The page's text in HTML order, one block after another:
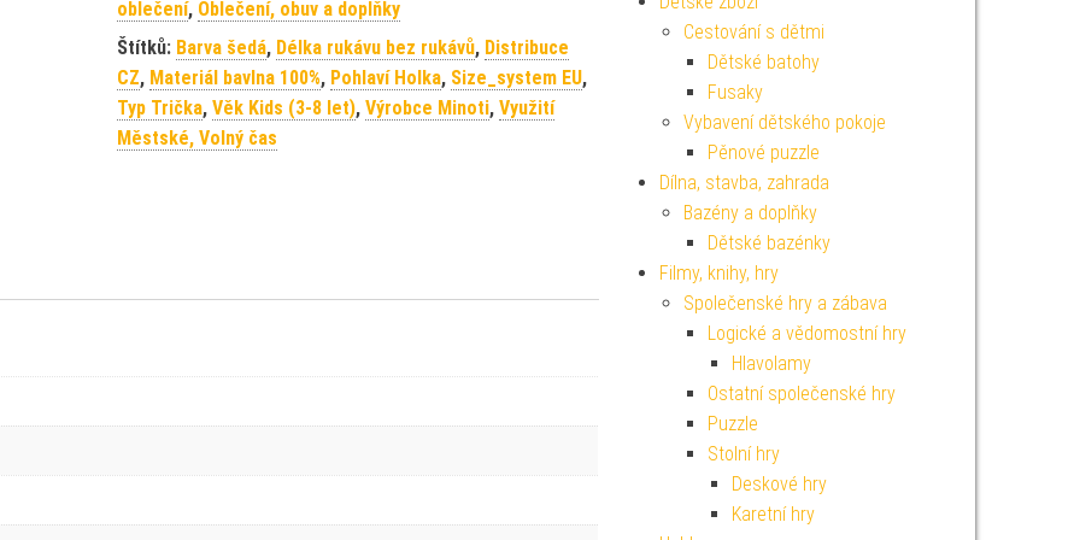
oblečení, Oblečení, obuv a doplňky
Štítků: Barva šedá, Délka rukávu bez rukávů, Distribuce
CZ, Materiál bavlna 100%, Pohlaví Holka, Size_system EU,
Typ Trička, Věk Kids (3-8 let), Výrobce Minoti, Využití
Městské, Volný čas
Cestování s dětmi
Dětské batohy
Fusaky
Vybavení dětského pokoje
Pěnové puzzle
Dílna, stavba, zahrada
Bazény a doplňky
Dětské bazénky
Filmy, knihy, hry
Společenské hry a zábava
Logické a vědomostní hry
Hlavolamy
Ostatní společenské hry
Puzzle
Stolní hry
Deskové hry
Karetní hry